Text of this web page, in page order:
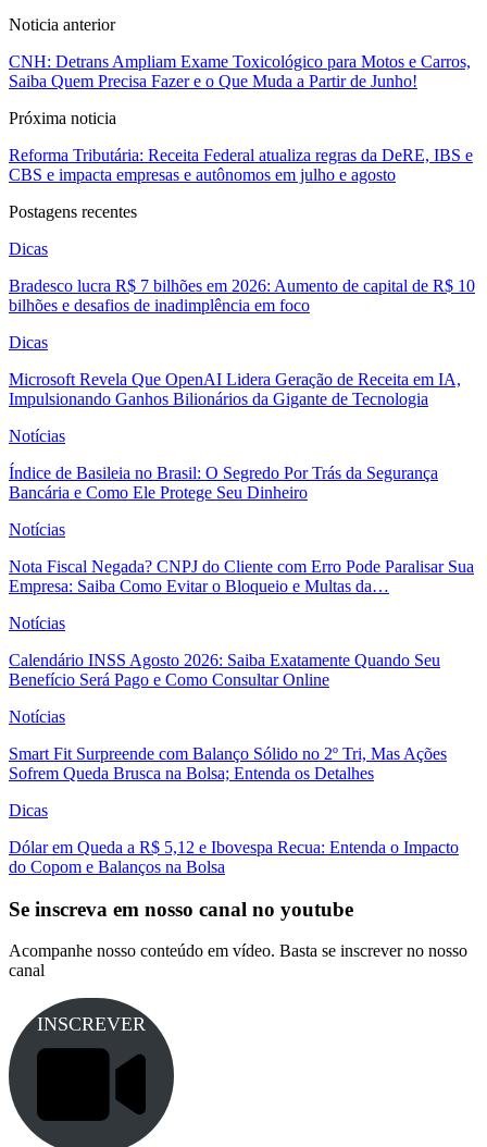
Noticia anterior
CNH: Detrans Ampliam Exame Toxicológico para Motos e Carros,
Saiba Quem Precisa Fazer e o Que Muda a Partir de Junho!
Próxima noticia
Reforma Tributária: Receita Federal atualiza regras da DeRE, IBS e
CBS e impacta empresas e autônomos em julho e agosto
Postagens recentes
Dicas
Bradesco lucra R$ 7 bilhões em 2026: Aumento de capital de R$ 10
bilhões e desafios de inadimplência em foco
Dicas
Microsoft Revela Que OpenAI Lidera Geração de Receita em IA,
Impulsionando Ganhos Bilionários da Gigante de Tecnologia
Notícias
Índice de Basileia no Brasil: O Segredo Por Trás da Segurança
Bancária e Como Ele Protege Seu Dinheiro
Notícias
Nota Fiscal Negada? CNPJ do Cliente com Erro Pode Paralisar Sua
Empresa: Saiba Como Evitar o Bloqueio e Multas da…
Notícias
Calendário INSS Agosto 2026: Saiba Exatamente Quando Seu
Benefício Será Pago e Como Consultar Online
Notícias
Smart Fit Surpreende com Balanço Sólido no 2º Tri, Mas Ações
Sofrem Queda Brusca na Bolsa; Entenda os Detalhes
Dicas
Dólar em Queda a R$ 5,12 e Ibovespa Recua: Entenda o Impacto
do Copom e Balanços na Bolsa
Se inscreva em nosso canal no youtube
Acompanhe nosso conteúdo em vídeo. Basta se inscrever no nosso
canal
INSCREVER